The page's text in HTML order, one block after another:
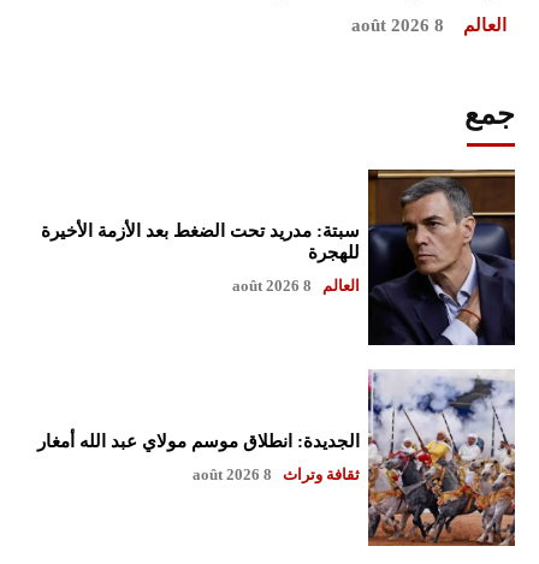
العالم 8 août 2026
جمع
سبتة: مدريد تحت الضغط بعد الأزمة الأخيرة
للهجرة
العالم 8 août 2026
الجديدة: انطلاق موسم مولاي عبد الله أمغار
ثقافة وتراث 8 août 2026